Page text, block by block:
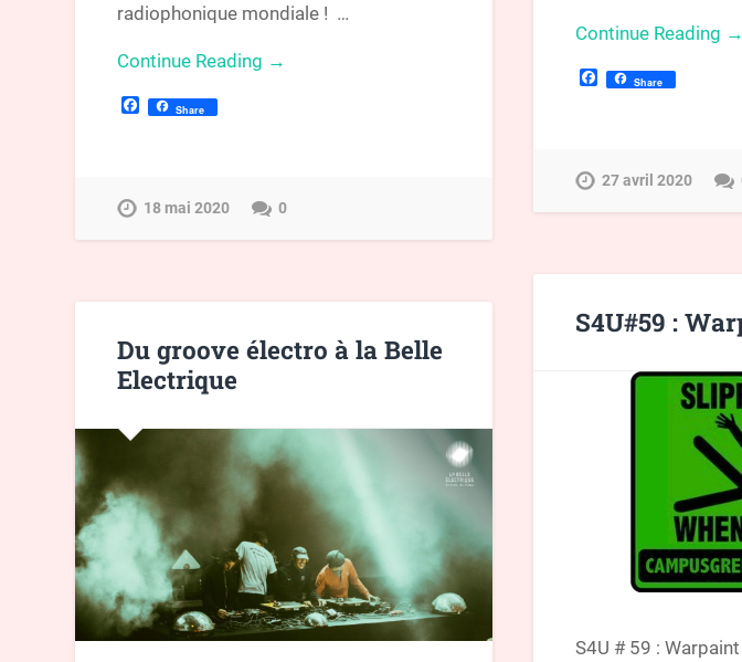
radiophonique mondiale ! …
Continue Reading →
Facebook
Share
18 mai 2020 0
Continue Reading →
Facebook
Share
27 avril 2020
S4U#59 :
S4U # 59 :
Du groove électro à la Belle
Electrique